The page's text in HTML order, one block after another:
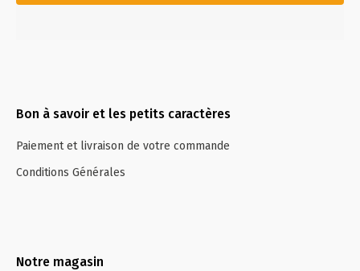
Bon à savoir et les petits caractères
Paiement et livraison de votre commande
Conditions Générales
Notre magasin